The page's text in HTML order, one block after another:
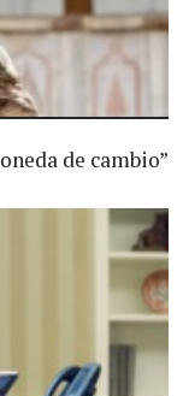
de cambio”